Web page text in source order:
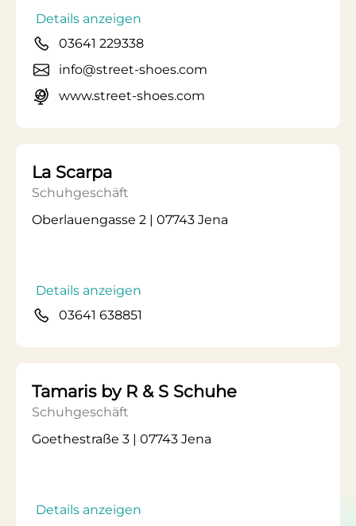
Details anzeigen
03641 229338
info@street-shoes.com
www.street-shoes.com
La Scarpa
Schuhgeschäft
Oberlauengasse 2 | 07743 Jena
Details anzeigen
03641 638851
Tamaris by R & S Schuhe
Schuhgeschäft
Goethestraße 3 | 07743 Jena
Details anzeigen